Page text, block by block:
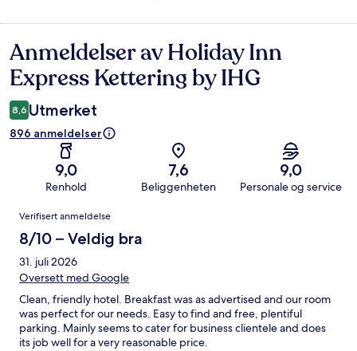
Anmeldelser
Anmeldelser av Holiday Inn
Express Kettering by IHG
8,6 Utmerket
896 anmeldelser
9,0
Renhold
7,6
Beliggenheten
9,0
Personale og service
Anmeldelser
Verifisert anmeldelse
8/10 – Veldig bra
31. juli 2026
Oversett med Google
Clean, friendly hotel. Breakfast was as advertised and our room
was perfect for our needs. Easy to find and free, plentiful
parking. Mainly seems to cater for business clientele and does
its job well for a very reasonable price.